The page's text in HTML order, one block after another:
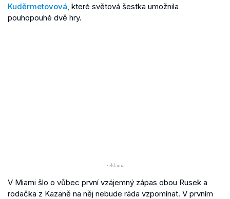
Kuděrmetovová, které světová šestka umožnila
pouhopouhé dvě hry.
V Miami šlo o vůbec první vzájemný zápas obou Rusek a
rodačka z Kazaně na něj nebude ráda vzpomínat. V prvním